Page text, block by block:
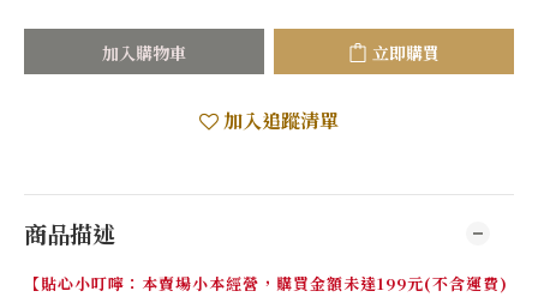
加入購物車 立即購買
加入追蹤清單
商品描述
【貼心小叮嚀：本賣場小本經營，購買金額未達199元(不含運費)